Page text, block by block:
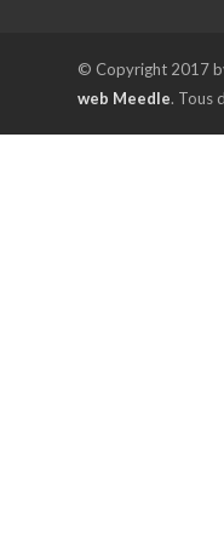
© Copyright 2017
web Meedle. Tous